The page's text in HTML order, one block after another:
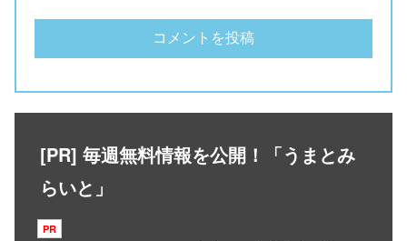
[PR] 毎週無料情報を公開！「うまとみ
らいと」